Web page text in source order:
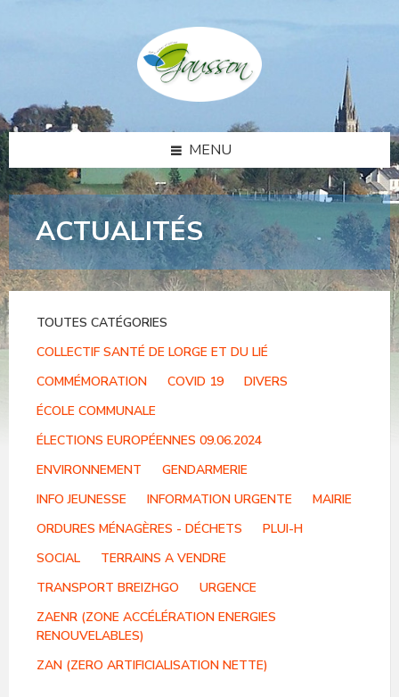
MENU
ACTUALITÉS
TOUTES CATÉGORIES
COLLECTIF SANTÉ DE LORGE ET DU LIÉ
COMMÉMORATION
COVID 19
DIVERS
ÉCOLE COMMUNALE
ÉLECTIONS EUROPÉENNES 09.06.2024
ENVIRONNEMENT
GENDARMERIE
INFO JEUNESSE
INFORMATION URGENTE
MAIRIE
ORDURES MÉNAGÈRES - DÉCHETS
PLUI-H
SOCIAL
TERRAINS A VENDRE
TRANSPORT BREIZHGO
URGENCE
ZAENR (ZONE ACCÉLÉRATION ENERGIES
RENOUVELABLES)
ZAN (ZERO ARTIFICIALISATION NETTE)